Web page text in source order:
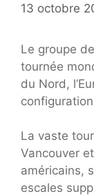
13 octobre
Le groupe
tournée
du Nord,
La vaste
Vancouver
américains,
escales